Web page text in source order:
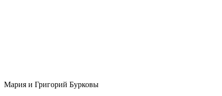
Мария и Григорий Бурковы